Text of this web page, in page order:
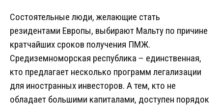
Состоятельные люди, желающие стать
резидентами Европы, выбирают Мальту по причине
кратчайших сроков получения ПМЖ.
Средиземноморская республика – единственная,
кто предлагает несколько программ легализации
для иностранных инвесторов. А тем, кто не
обладает большими капиталами, доступен порядок